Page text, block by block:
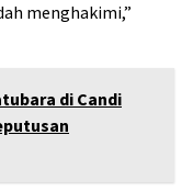
menghakimi,”
di Candi